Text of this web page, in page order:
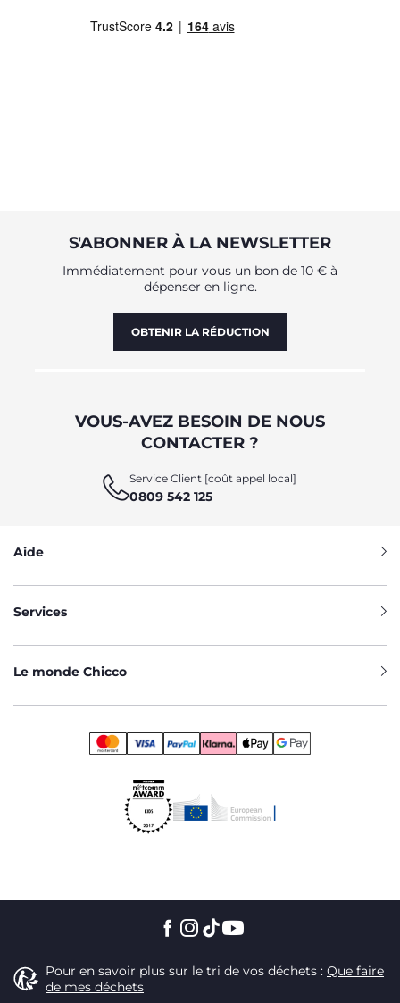
S'ABONNER À LA NEWSLETTER
Immédiatement pour vous un bon de 10 € à
dépenser en ligne.
OBTENIR LA RÉDUCTION
VOUS-AVEZ BESOIN DE NOUS
CONTACTER ?
Service Client [coût appel local]
0809 542 125
Aide
Services
Le monde Chicco
Pour en savoir plus sur le tri de vos déchets : Que faire
de mes déchets